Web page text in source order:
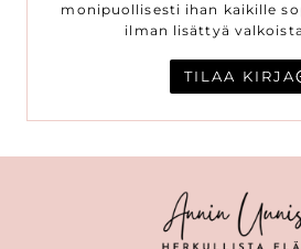
monipuollisesti ihan kaikille
ilman lisättyä
TILAA KIRJA